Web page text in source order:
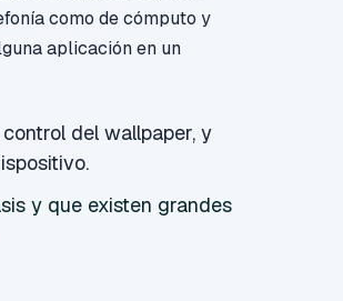
como de cómputo y
aplicación en un
del wallpaper, y
y que existen grandes